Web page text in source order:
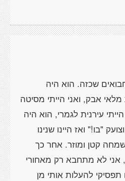
שכזה. הוא היה
אבק, ואני הייתי מסיטה
עירנית לגמרי, הוא היה
"בו!" ואז היינו שנינו
שמחה קטן ומוזר. אחר כך
אני לא מתחבא רק מאחורי
להעלות אותי מן